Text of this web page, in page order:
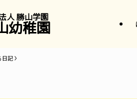
人 勝山学園
幼稚園
日記